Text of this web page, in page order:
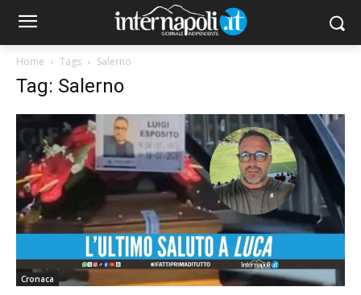
Home Tags Salerno
Tag: Salerno
Cronaca